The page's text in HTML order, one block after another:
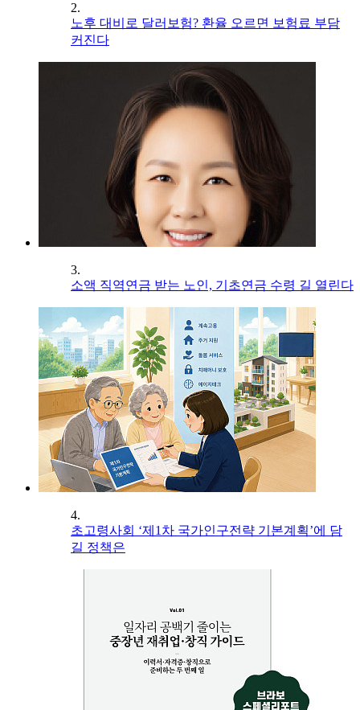
2.
노후 대비로 달러보험? 환율 오르면 보험료 부담
커진다
3.
소액 직역연금 받는 노인, 기초연금 수령 길 열린다
4.
초고령사회 ‘제1차 국가인구전략 기본계획’에 담
길 정책은